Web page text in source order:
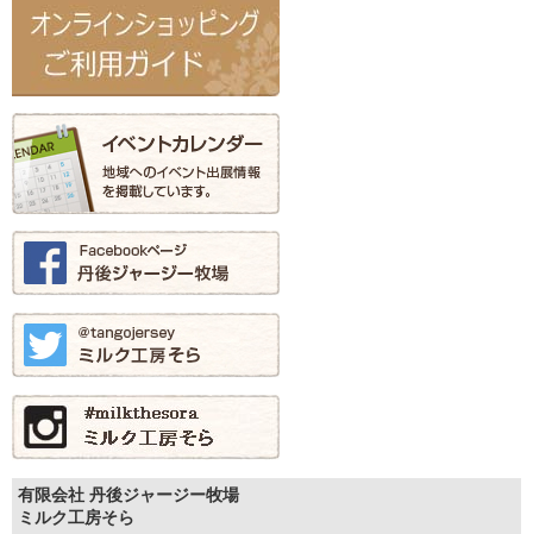
有限会社 丹後ジャージー牧場
ミルク工房そら